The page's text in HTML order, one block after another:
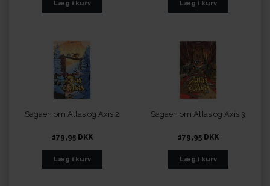
Sagaen om Atlas og Axis 2
179,95 DKK
Sagaen om Atlas og Axis 3
179,95 DKK